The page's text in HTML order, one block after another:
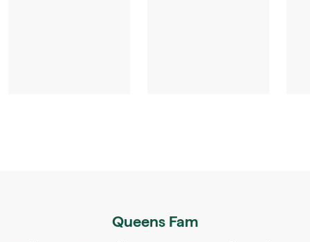
Queens Fam